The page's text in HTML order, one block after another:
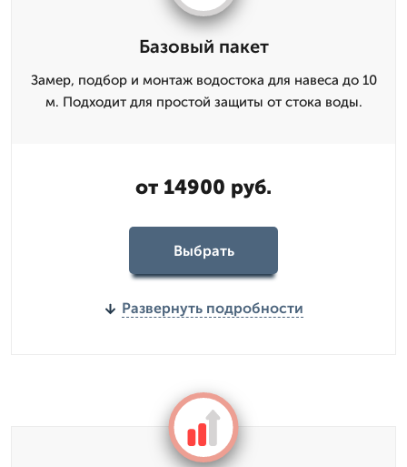
Базовый пакет
Замер, подбор и монтаж водостока для навеса до 10
м. Подходит для простой защиты от стока воды.
от 14900 руб.
Выбрать
Развернуть подробности